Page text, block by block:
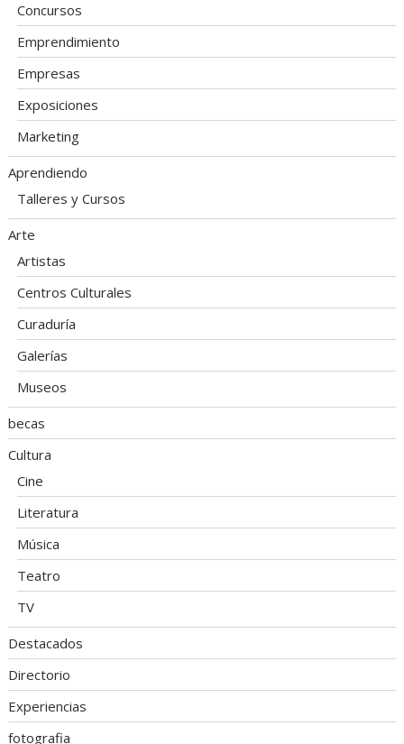
Concursos
Emprendimiento
Empresas
Exposiciones
Marketing
Aprendiendo
Talleres y Cursos
Arte
Artistas
Centros Culturales
Curaduría
Galerías
Museos
becas
Cultura
Cine
Literatura
Música
Teatro
TV
Destacados
Directorio
Experiencias
fotografia